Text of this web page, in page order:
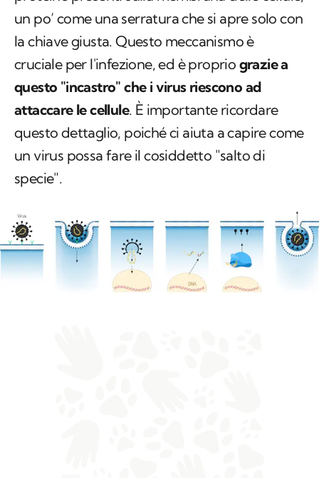
un po’ come una serratura che si apre solo con
la chiave giusta. Questo meccanismo è
cruciale per l'infezione, ed è proprio grazie a
questo "incastro" che i virus riescono ad
attaccare le cellule. È importante ricordare
questo dettaglio, poiché ci aiuta a capire come
un virus possa fare il cosiddetto "salto di
specie".